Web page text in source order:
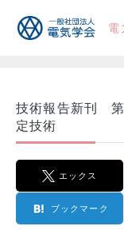
電
技術報告新刊 第
定技術
エックス
ブックマーク